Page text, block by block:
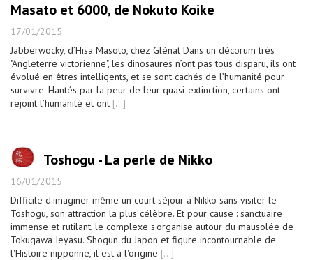
Masato et 6000, de Nokuto Koike
17/01/2015
Jabberwocky, d’Hisa Masoto, chez Glénat Dans un décorum très
"Angleterre victorienne", les dinosaures n’ont pas tous disparu, ils ont
évolué en êtres intelligents, et se sont cachés de l’humanité pour
survivre. Hantés par la peur de leur quasi-extinction, certains ont
rejoint l’humanité et ont [...]
Toshogu - La perle de Nikko
16/01/2015
Difficile d'imaginer même un court séjour à Nikko sans visiter le
Toshogu, son attraction la plus célèbre. Et pour cause : sanctuaire
immense et rutilant, le complexe s'organise autour du mausolée de
Tokugawa Ieyasu. Shogun du Japon et figure incontournable de
l'Histoire nipponne, il est à l'origine [...]